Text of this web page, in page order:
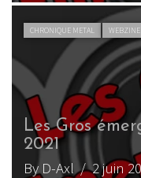
CHRONIQUE METAL
Les Gros
2021
By D-Axl/ 2 juin